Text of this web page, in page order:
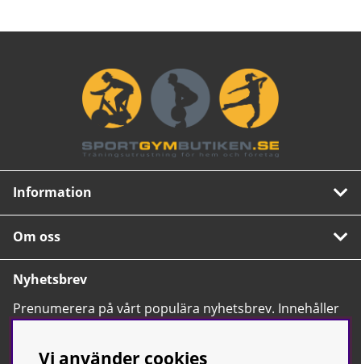
Information
Om oss
Nyhetsbrev
Prenumerera på vårt populära nyhetsbrev. Innehåller
tips, nyheter och våra allra bästa erbjudanden.
Vi använder cookies